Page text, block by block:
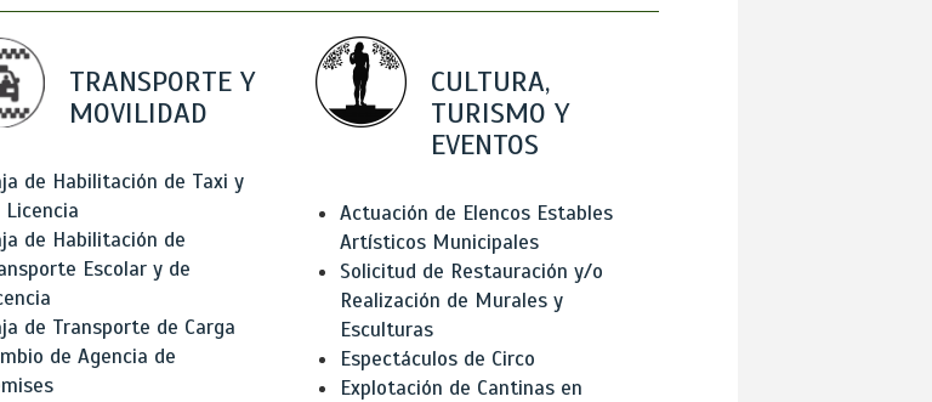
TRANSPORTE Y
MOVILIDAD
de Habilitación de Taxi y
Licencia
de Habilitación de
Escolar y de
de Transporte de Carga
de Agencia de
CULTURA,
TURISMO Y
EVENTOS
Actuación de Elencos Estables
Artísticos Municipales
Solicitud de Restauración y/o
Realización de Murales y
Esculturas
Espectáculos de Circo
Explotación de Cantinas en